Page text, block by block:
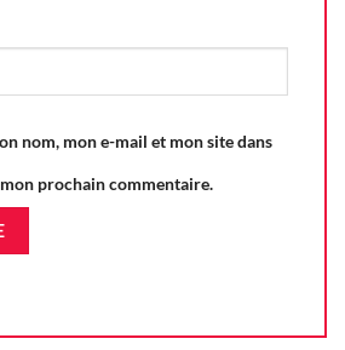
nom, mon e-mail et mon site dans
prochain commentaire.